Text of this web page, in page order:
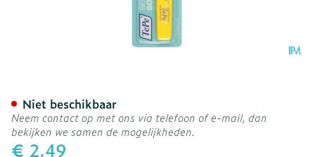
€ 2,49
Niet beschikbaar
Neem contact op met ons via telefoon of e-mail, dan
bekijken we samen de mogelijkheden.